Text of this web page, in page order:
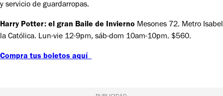
y servicio de guardarropas.
Harry Potter: el gran Baile de Invierno Mesones 72. Metro Isabel
la Católica. Lun-vie 12-9pm, sáb-dom 10am-10pm. $560.
Compra tus boletos aquí